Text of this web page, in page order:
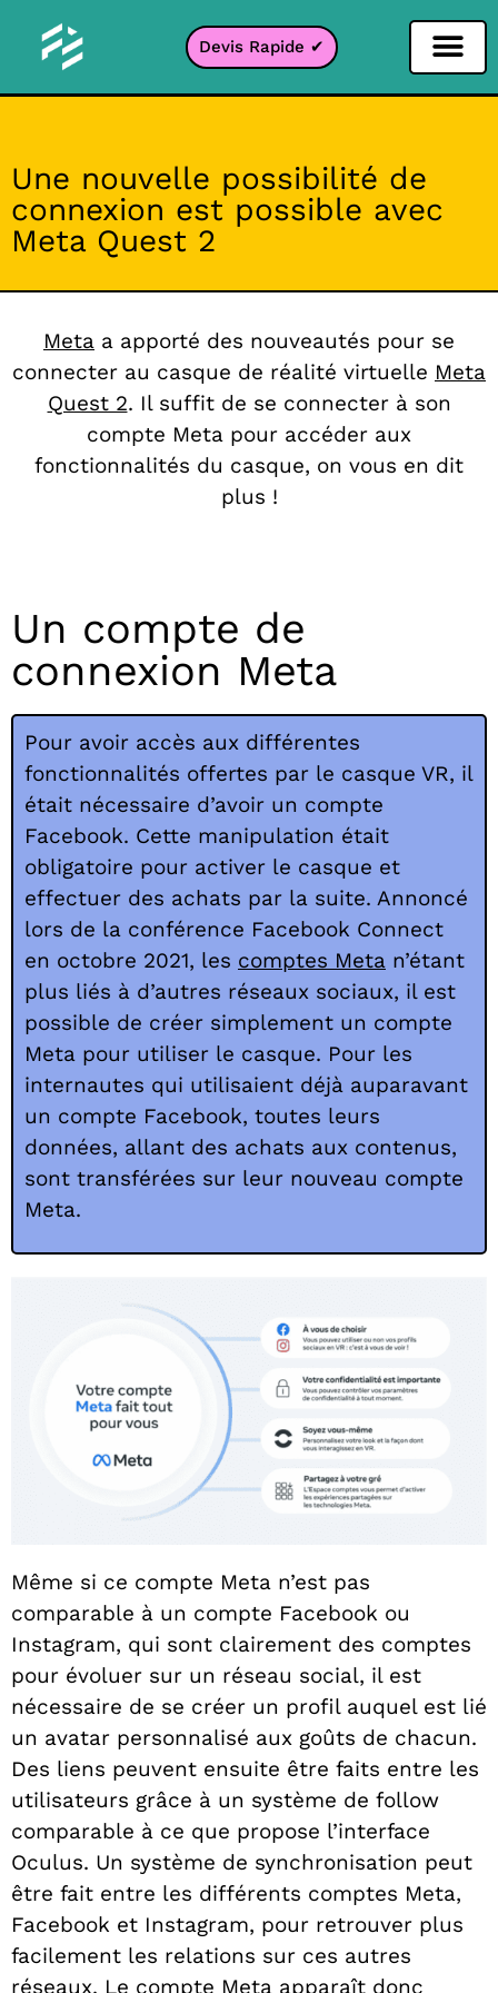
Devis Rapide ✔
Une nouvelle possibilité de
connexion est possible avec
Meta Quest 2
Meta a apporté des nouveautés pour se
connecter au casque de réalité virtuelle Meta
Quest 2. Il suffit de se connecter à son
compte Meta pour accéder aux
fonctionnalités du casque, on vous en dit
plus !
Un compte de
connexion Meta
Pour avoir accès aux différentes
fonctionnalités offertes par le casque VR, il
était nécessaire d’avoir un compte
Facebook. Cette manipulation était
obligatoire pour activer le casque et
effectuer des achats par la suite. Annoncé
lors de la conférence Facebook Connect
en octobre 2021, les comptes Meta n’étant
plus liés à d’autres réseaux sociaux, il est
possible de créer simplement un compte
Meta pour utiliser le casque. Pour les
internautes qui utilisaient déjà auparavant
un compte Facebook, toutes leurs
données, allant des achats aux contenus,
sont transférées sur leur nouveau compte
Meta.
Même si ce compte Meta n’est pas
comparable à un compte Facebook ou
Instagram, qui sont clairement des comptes
pour évoluer sur un réseau social, il est
nécessaire de se créer un profil auquel est lié
un avatar personnalisé aux goûts de chacun.
Des liens peuvent ensuite être faits entre les
utilisateurs grâce à un système de follow
comparable à ce que propose l’interface
Oculus. Un système de synchronisation peut
être fait entre les différents comptes Meta,
Facebook et Instagram, pour retrouver plus
facilement les relations sur ces autres
réseaux. Le compte Meta apparaît donc